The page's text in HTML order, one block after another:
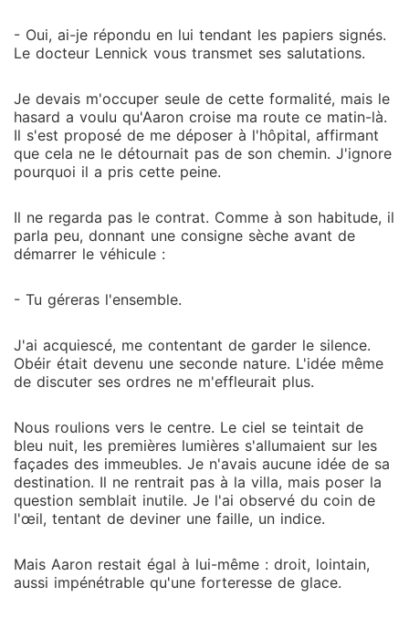
- Oui, ai-je répondu en lui tendant les papiers signés.
Le docteur Lennick vous transmet ses salutations.
Je devais m'occuper seule de cette formalité, mais le
hasard a voulu qu'Aaron croise ma route ce matin-là.
Il s'est proposé de me déposer à l'hôpital, affirmant
que cela ne le détournait pas de son chemin. J'ignore
pourquoi il a pris cette peine.
Il ne regarda pas le contrat. Comme à son habitude, il
parla peu, donnant une consigne sèche avant de
démarrer le véhicule :
- Tu géreras l'ensemble.
J'ai acquiescé, me contentant de garder le silence.
Obéir était devenu une seconde nature. L'idée même
de discuter ses ordres ne m'effleurait plus.
Nous roulions vers le centre. Le ciel se teintait de
bleu nuit, les premières lumières s'allumaient sur les
façades des immeubles. Je n'avais aucune idée de sa
destination. Il ne rentrait pas à la villa, mais poser la
question semblait inutile. Je l'ai observé du coin de
l'œil, tentant de deviner une faille, un indice.
Mais Aaron restait égal à lui-même : droit, lointain,
aussi impénétrable qu'une forteresse de glace.